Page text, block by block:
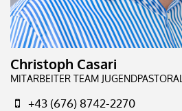
Christoph Casari
MITARBEITER TEAM JUGENDPASTORAL
+43 (676) 8742-2270